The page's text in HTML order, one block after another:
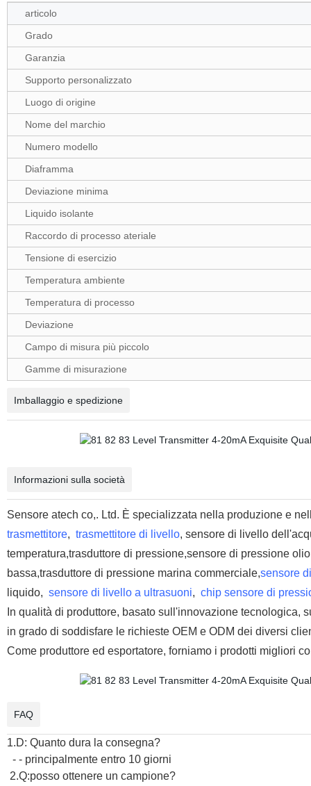
articolo
Grado
Garanzia
Supporto personalizzato
Luogo di origine
Nome del marchio
Numero modello
Diaframma
Deviazione minima
Liquido isolante
Raccordo di processo ateriale
Tensione di esercizio
Temperatura ambiente
Temperatura di processo
Deviazione
Campo di misura più piccolo
Gamme di misurazione
Imballaggio e spedizione
Informazioni sulla società
Sensore atech co,. Ltd. È specializzata nella produzione e
trasmettitore, trasmettitore di livello, sensore di livello
temperatura,trasduttore di pressione,sensore di pressione
bassa,trasduttore di pressione marina commerciale,sensore
liquido, sensore di livello a ultrasuoni, chip sensore di
In qualità di produttore, basato sull'innovazione
in grado di soddisfare le richieste OEM e ODM dei diversi
Come produttore ed esportatore, forniamo i prodotti migliori
FAQ
1.D: Quanto dura la consegna?
- - principalmente entro 10 giorni
2.Q:posso ottenere un campione?